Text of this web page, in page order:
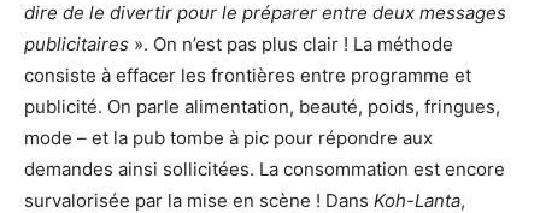
dire de le divertir pour le préparer entre deux messages
publicitaires ». On n’est pas plus clair ! La méthode
consiste à effacer les frontières entre programme et
publicité. On parle alimentation, beauté, poids, fringues,
mode – et la pub tombe à pic pour répondre aux
demandes ainsi sollicitées. La consommation est encore
survalorisée par la mise en scène ! Dans Koh-Lanta,